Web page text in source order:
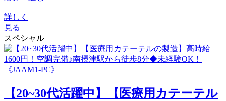
詳しく
見る
スペシャル
【20~30代活躍中】【医療用カテーテル